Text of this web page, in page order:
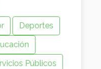
Deportes
Públicos